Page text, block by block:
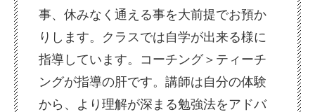
事、休みなく通える事を大前提でお預か
りします。クラスでは自学が出来る様に
指導しています。コーチング＞ティーチ
ングが指導の肝です。講師は自分の体験
から、より理解が深まる勉強法をアドバ